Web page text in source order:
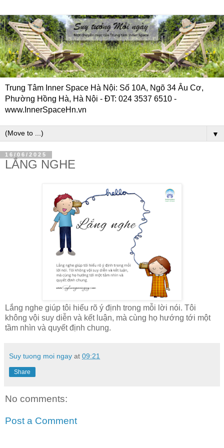
Trung Tâm Inner Space Hà Nội: Số 10A, Ngõ 34 Âu Cơ,
Phường Hồng Hà, Hà Nội - ĐT: 024 3537 6510 -
www.InnerSpaceHn.vn
▼
16/06/2025
LẮNG NGHE
Lắng nghe giúp tôi hiểu rõ ý định trong mỗi lời nói. Tôi
không vội suy diễn và kết luận, mà cùng họ hướng tới một
tầm nhìn và quyết định chung.
Suy tuong moi ngay at 09:21
Share
No comments:
Post a Comment